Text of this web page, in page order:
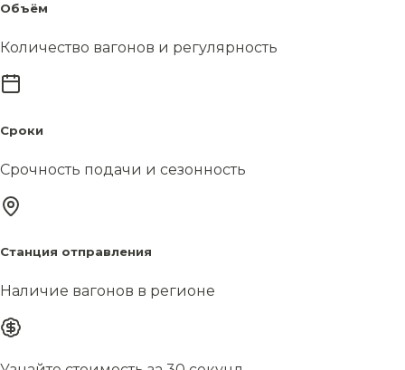
Объём
Количество вагонов и регулярность
Сроки
Срочность подачи и сезонность
Станция отправления
Наличие вагонов в регионе